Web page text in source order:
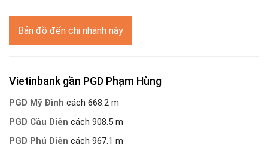
Bản đồ đến chi nhánh này
Vietinbank gần PGD Phạm Hùng
PGD Mỹ Đình cách 668.2 m
PGD Cầu Diễn cách 908.5 m
PGD Phú Diễn cách 967.1 m